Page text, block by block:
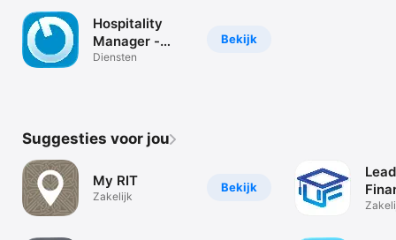
Bekijk
Hospitality
Manager -
Scan app
Diensten
Suggesties voor jou
Bekijk
My RIT
Zakelijk